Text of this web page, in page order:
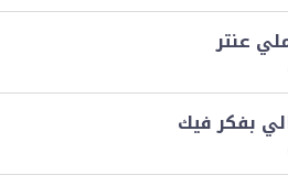
عنتر
بفكر فيك